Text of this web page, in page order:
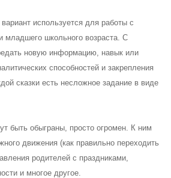
используется для работы с
младшего школьного возраста. С
новую информацию, навык или
способностей и закрепления
сказки есть несложное задание в виде
быть обыграны, просто огромен. К ним
движения (как правильно переходить
родителей с праздниками,
и многое другое.